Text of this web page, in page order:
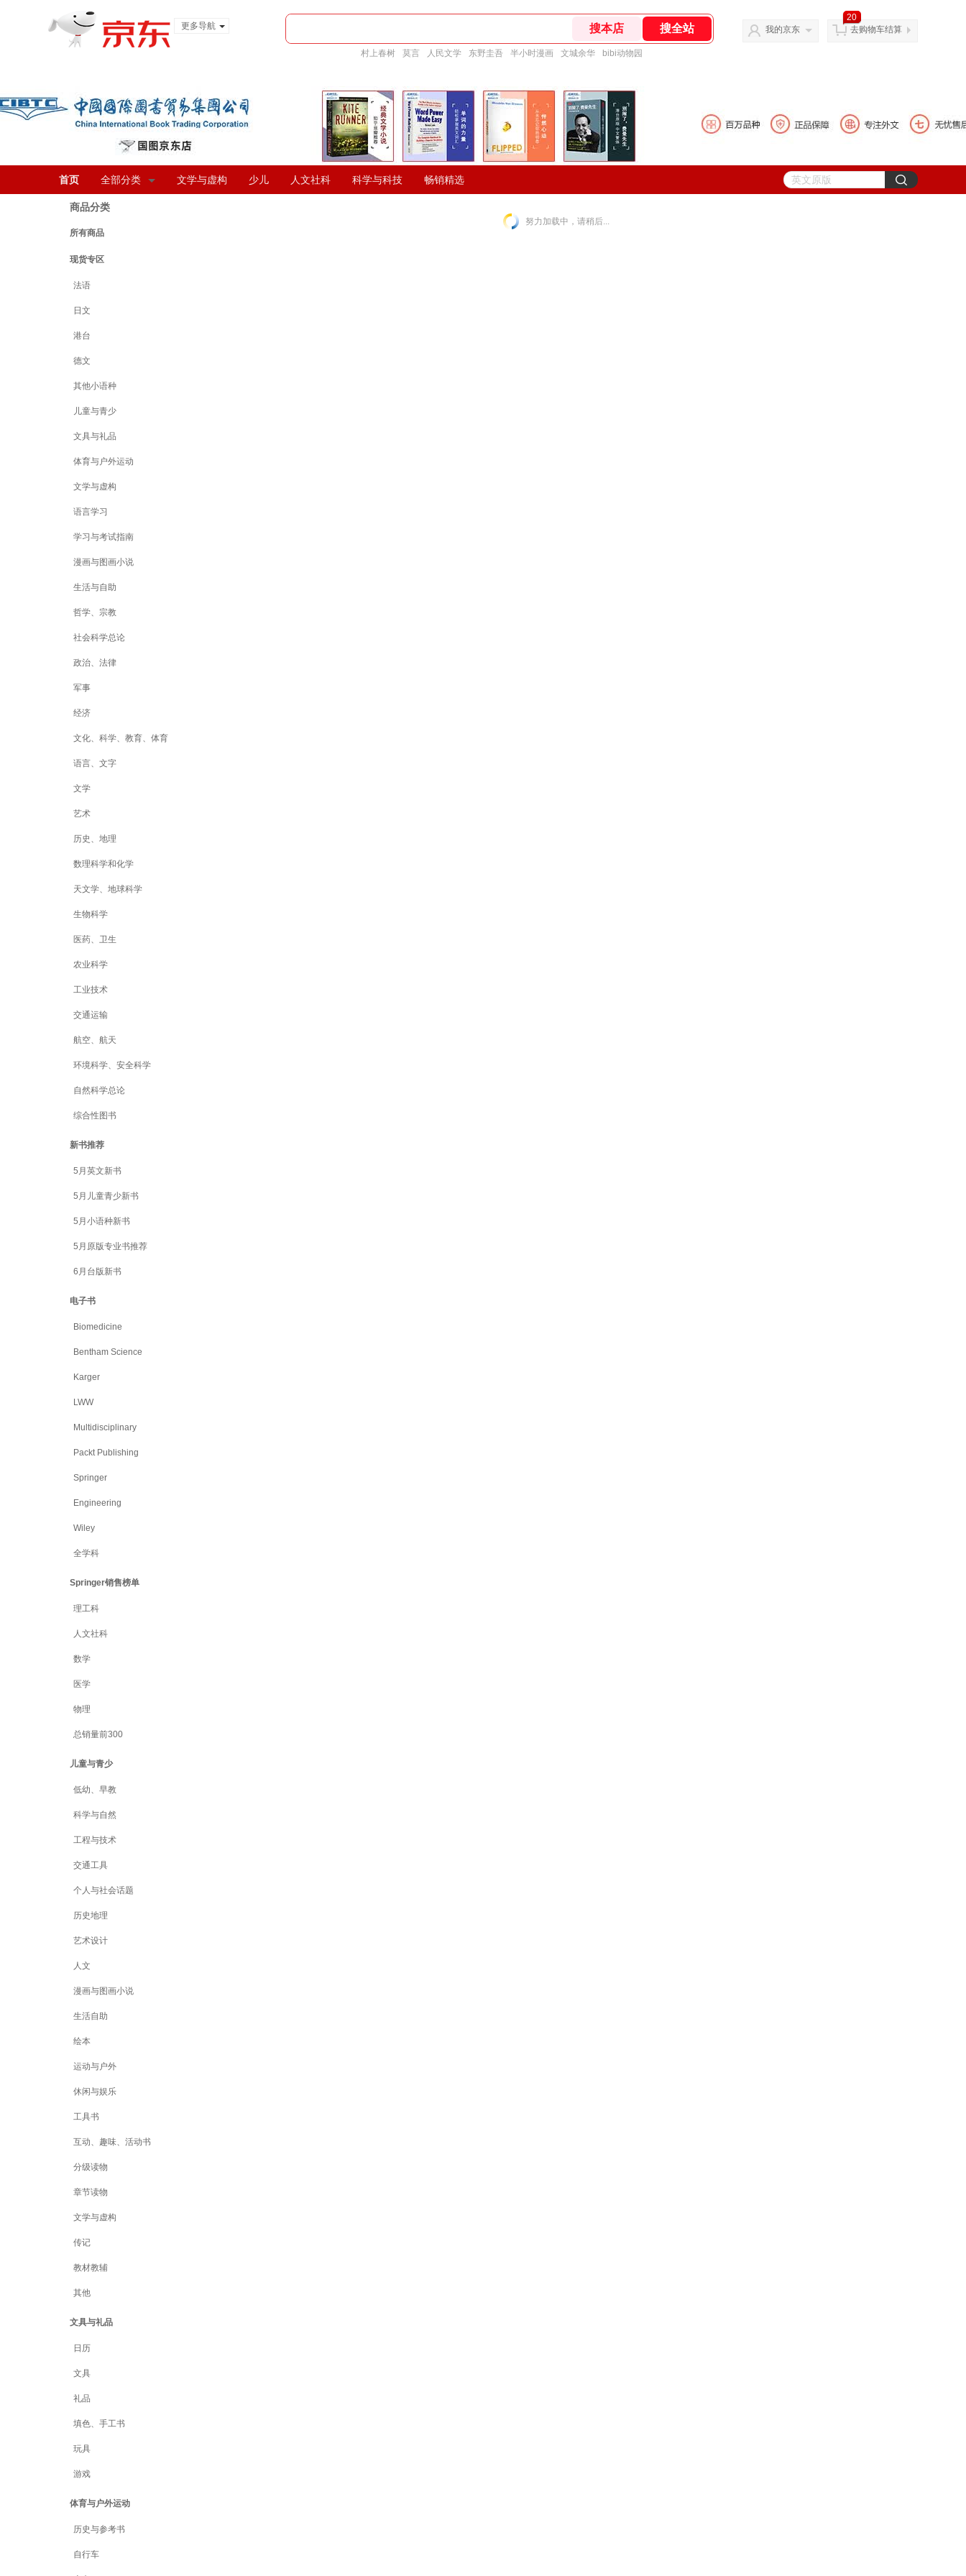
更多导航
村上春树 莫言 人民文学 东野圭吾 半小时漫画 文城余华 bibi动物园
我的京东
20
去购物车结算
首页 全部分类 文学与虚构 少儿 人文社科 科学与科技 畅销精选
商品分类
所有商品
现货专区
法语
日文
港台
德文
其他小语种
儿童与青少
文具与礼品
体育与户外运动
文学与虚构
语言学习
学习与考试指南
漫画与图画小说
生活与自助
哲学、宗教
社会科学总论
政治、法律
军事
经济
文化、科学、教育、体育
语言、文字
文学
艺术
历史、地理
数理科学和化学
天文学、地球科学
生物科学
医药、卫生
农业科学
工业技术
交通运输
航空、航天
环境科学、安全科学
自然科学总论
综合性图书
新书推荐
5月英文新书
5月儿童青少新书
5月小语种新书
5月原版专业书推荐
6月台版新书
电子书
Biomedicine
Bentham Science
Karger
LWW
Multidisciplinary
Packt Publishing
Springer
Engineering
Wiley
全学科
Springer销售榜单
理工科
人文社科
数学
医学
物理
总销量前300
儿童与青少
低幼、早教
科学与自然
工程与技术
交通工具
个人与社会话题
历史地理
艺术设计
人文
漫画与图画小说
生活自助
绘本
运动与户外
休闲与娱乐
工具书
互动、趣味、活动书
分级读物
章节读物
文学与虚构
传记
教材教辅
其他
文具与礼品
日历
文具
礼品
填色、手工书
玩具
游戏
体育与户外运动
历史与参考书
自行车
努力加载中，请稍后...